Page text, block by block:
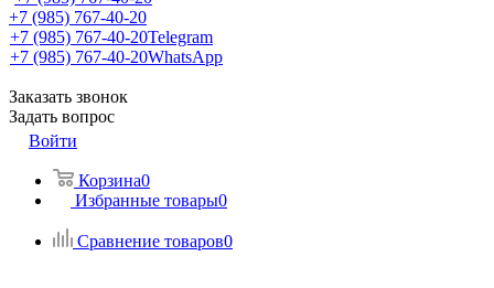
+7 (985) 767-40-20
+7 (985) 767-40-20Telegram
+7 (985) 767-40-20WhatsApp
Заказать звонок
Задать вопрос
Войти
Корзина0
Избранные товары0
Сравнение товаров0